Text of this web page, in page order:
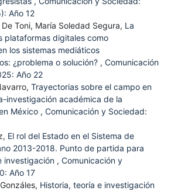
Año 12
Toni, María Soledad Segura, La
plataformas digitales como
los sistemas mediáticos
¿problema o solución? , Comunicación
Año 22
Trayectorias sobre el campo en
investigación académica de la
México , Comunicación y Sociedad:
El rol del Estado en el Sistema de
2013-2018. Punto de partida para
investigación , Comunicación y
Año 17
Historia, teoría e investigación